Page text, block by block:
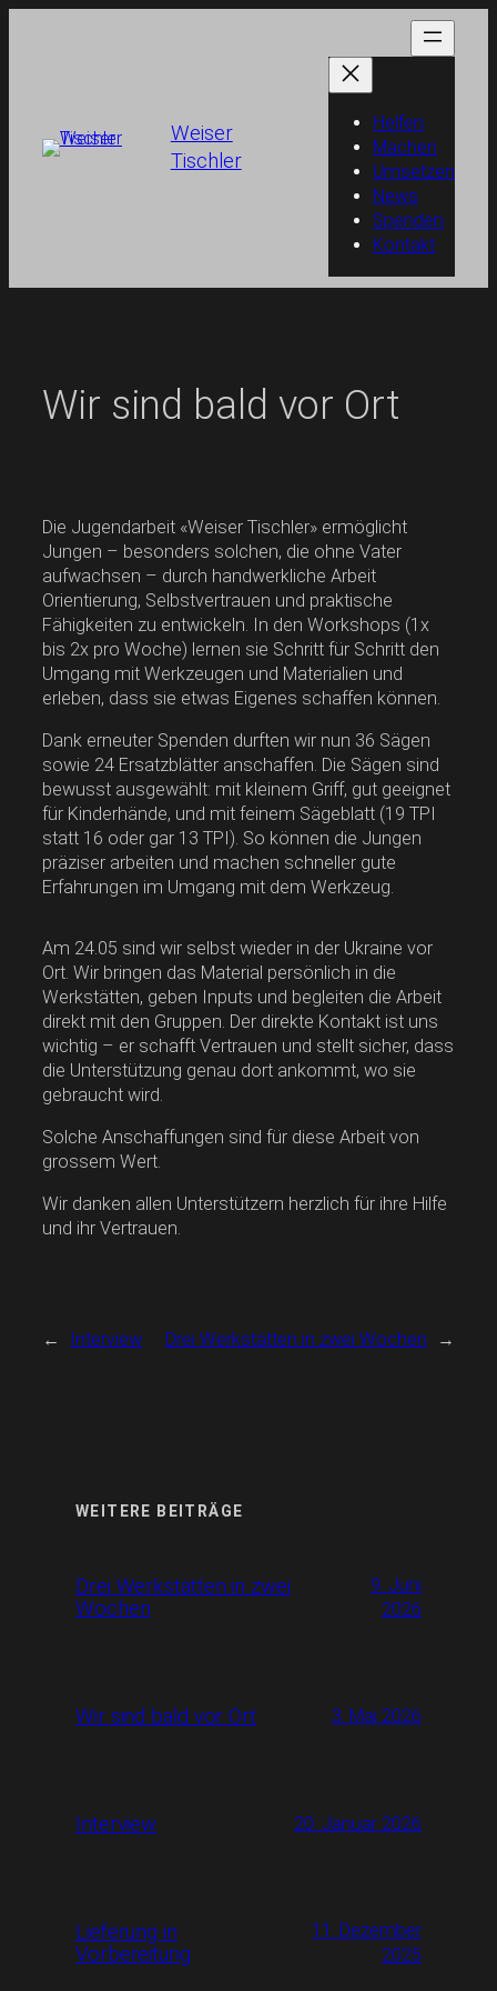
Weiser
Tischler
Helfen
Machen
Umsetzen
News
Spenden
Kontakt
Wir sind bald vor Ort
Die Jugendarbeit «Weiser Tischler» ermöglicht
Jungen – besonders solchen, die ohne Vater
aufwachsen – durch handwerkliche Arbeit
Orientierung, Selbstvertrauen und praktische
Fähigkeiten zu entwickeln. In den Workshops (1x
bis 2x pro Woche) lernen sie Schritt für Schritt den
Umgang mit Werkzeugen und Materialien und
erleben, dass sie etwas Eigenes schaffen können.
Dank erneuter Spenden durften wir nun 36 Sägen
sowie 24 Ersatzblätter anschaffen. Die Sägen sind
bewusst ausgewählt: mit kleinem Griff, gut geeignet
für Kinderhände, und mit feinem Sägeblatt (19 TPI
statt 16 oder gar 13 TPI). So können die Jungen
präziser arbeiten und machen schneller gute
Erfahrungen im Umgang mit dem Werkzeug.
Am 24.05 sind wir selbst wieder in der Ukraine vor
Ort. Wir bringen das Material persönlich in die
Werkstätten, geben Inputs und begleiten die Arbeit
direkt mit den Gruppen. Der direkte Kontakt ist uns
wichtig – er schafft Vertrauen und stellt sicher, dass
die Unterstützung genau dort ankommt, wo sie
gebraucht wird.
Solche Anschaffungen sind für diese Arbeit von
grossem Wert.
Wir danken allen Unterstützern herzlich für ihre Hilfe
und ihr Vertrauen.
← Interview Drei Werkstätten in zwei Wochen →
WEITERE BEITRÄGE
Drei Werkstätten in zwei
Wochen
9. Juni
2026
Wir sind bald vor Ort 3. Mai 2026
Interview 20. Januar 2026
Lieferung in
Vorbereitung
11. Dezember
2025